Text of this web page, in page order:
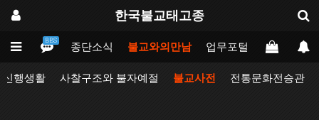
한국불교태고종
BBS
태고종 종단소식 불교와의만남 업무포털 동방불교대
신행생활 사찰구조와 불자예절 불교사전 전통문화전승관